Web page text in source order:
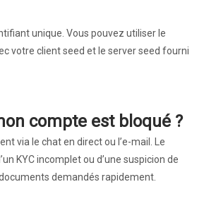
unique. Vous pouvez utiliser le
votre client seed et le server seed fourni
compte est bloqué ?
via le chat en direct ou l’e-mail. Le
KYC incomplet ou d’une suspicion de
demandés rapidement.